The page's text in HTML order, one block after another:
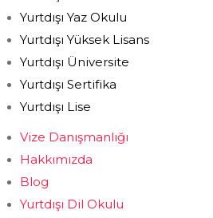
Yurtdışı Yaz Okulu
Yurtdışı Yüksek Lisans
Yurtdışı Üniversite
Yurtdışı Sertifika
Yurtdışı Lise
Vize Danışmanlığı
Hakkımızda
Blog
Yurtdışı Dil Okulu